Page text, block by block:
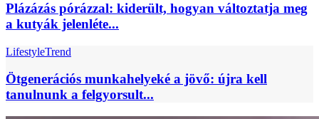
Plázázás pórázzal: kiderült, hogyan változtatja meg
a kutyák jelenléte...
LifestyleTrend
Ötgenerációs munkahelyeké a jövő: újra kell
tanulnunk a felgyorsult...